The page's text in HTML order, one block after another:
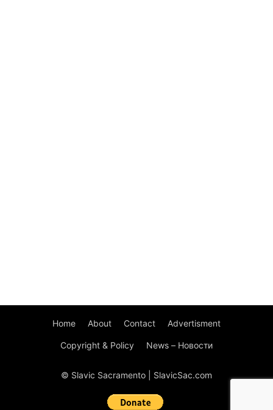
Home About Contact Advertisment
Copyright & Policy News – Новости
© Slavic Sacramento | SlavicSac.com